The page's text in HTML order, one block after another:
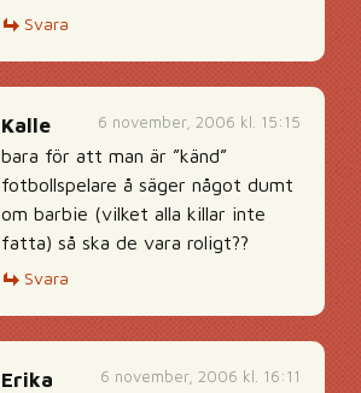
Svara
6 november, 2006 kl. 15:15
Kalle
bara för att man är ”känd”
fotbollspelare å säger något dumt
om barbie (vilket alla killar inte
fatta) så ska de vara roligt??
Svara
6 november, 2006 kl. 16:11
Erika